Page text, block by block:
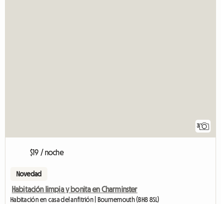
3
$19 / noche
Novedad
Habitación limpia y bonita en Charminster
Habitación en casa del anfitrión | Bournemouth (BH8 8SL)